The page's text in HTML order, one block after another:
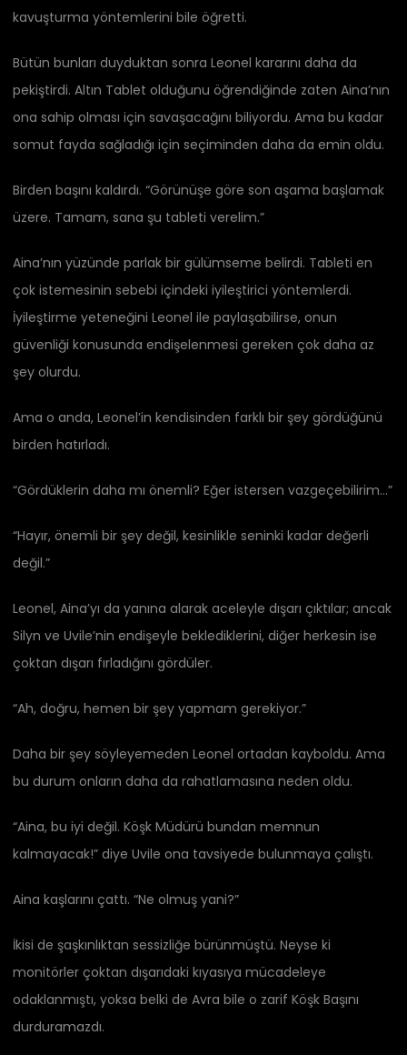
kavuşturma yöntemlerini bile öğretti.
Bütün bunları duyduktan sonra Leonel kararını daha da
pekiştirdi. Altın Tablet olduğunu öğrendiğinde zaten Aina’nın
ona sahip olması için savaşacağını biliyordu. Ama bu kadar
somut fayda sağladığı için seçiminden daha da emin oldu.
Birden başını kaldırdı. “Görünüşe göre son aşama başlamak
üzere. Tamam, sana şu tableti verelim.”
Aina’nın yüzünde parlak bir gülümseme belirdi. Tableti en
çok istemesinin sebebi içindeki iyileştirici yöntemlerdi.
İyileştirme yeteneğini Leonel ile paylaşabilirse, onun
güvenliği konusunda endişelenmesi gereken çok daha az
şey olurdu.
Ama o anda, Leonel’in kendisinden farklı bir şey gördüğünü
birden hatırladı.
“Gördüklerin daha mı önemli? Eğer istersen vazgeçebilirim…”
“Hayır, önemli bir şey değil, kesinlikle seninki kadar değerli
değil.”
Leonel, Aina’yı da yanına alarak aceleyle dışarı çıktılar; ancak
Silyn ve Uvile’nin endişeyle beklediklerini, diğer herkesin ise
çoktan dışarı fırladığını gördüler.
“Ah, doğru, hemen bir şey yapmam gerekiyor.”
Daha bir şey söyleyemeden Leonel ortadan kayboldu. Ama
bu durum onların daha da rahatlamasına neden oldu.
“Aina, bu iyi değil. Köşk Müdürü bundan memnun
kalmayacak!” diye Uvile ona tavsiyede bulunmaya çalıştı.
Aina kaşlarını çattı. “Ne olmuş yani?”
İkisi de şaşkınlıktan sessizliğe bürünmüştü. Neyse ki
monitörler çoktan dışarıdaki kıyasıya mücadeleye
odaklanmıştı, yoksa belki de Avra ​​bile o zarif Köşk Başını
durduramazdı.